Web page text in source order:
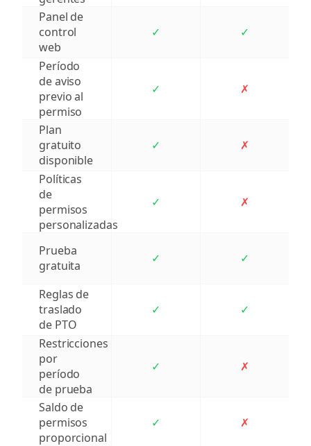
Panel de
control
web
✓ ✓
Período
de aviso
previo al
permiso
✓ ✗
Plan
gratuito
disponible
✓ ✗
Políticas
de
permisos
personalizadas
✓ ✗
Prueba
gratuita
✓ ✓
Reglas de
traslado
de PTO
✓ ✓
Restricciones
por
período
de prueba
✓ ✗
Saldo de
permisos
proporcional
✓ ✗